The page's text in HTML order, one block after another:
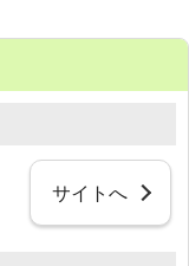
サイトへ